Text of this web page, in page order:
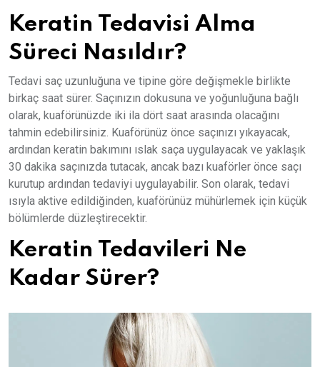
Keratin Tedavisi Alma
Süreci Nasıldır?
Tedavi saç uzunluğuna ve tipine göre değişmekle birlikte
birkaç saat sürer. Saçınızın dokusuna ve yoğunluğuna bağlı
olarak, kuaförünüzde iki ila dört saat arasında olacağını
tahmin edebilirsiniz. Kuaförünüz önce saçınızı yıkayacak,
ardından keratin bakımını ıslak saça uygulayacak ve yaklaşık
30 dakika saçınızda tutacak, ancak bazı kuaförler önce saçı
kurutup ardından tedaviyi uygulayabilir. Son olarak, tedavi
ısıyla aktive edildiğinden, kuaförünüz mühürlemek için küçük
bölümlerde düzleştirecektir.
Keratin Tedavileri Ne
Kadar Sürer?